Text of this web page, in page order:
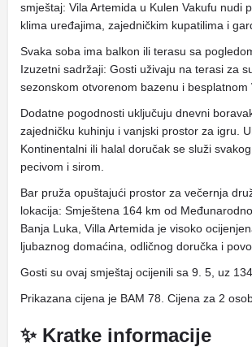
smještaj: Vila Artemida u Kulen Vakufu nudi
klima uređajima, zajedničkim kupatilima i
Svaka soba ima balkon ili terasu sa
Izuzetni sadržaji: Gosti uživaju na terasi za
sezonskom otvorenom bazenu i besplatnom
Dodatne pogodnosti uključuju dnevni
zajedničku kuhinju i vanjski prostor za igru.
Kontinentalni ili halal doručak se služi
pecivom i sirom.
Bar pruža opuštajući prostor za večernja
lokacija: Smještena 164 km od
Banja Luka, Villa Artemida je visoko
ljubaznog domaćina, odličnog doručka i
Gosti su ovaj smještaj ocijenili sa 9. 5, uz
Prikazana cijena je BAM 78. Cijena za 2
✨ Kratke informacije